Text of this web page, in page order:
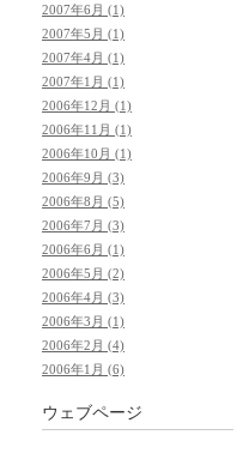
2007年6月 (1)
2007年5月 (1)
2007年4月 (1)
2007年1月 (1)
2006年12月 (1)
2006年11月 (1)
2006年10月 (1)
2006年9月 (3)
2006年8月 (5)
2006年7月 (3)
2006年6月 (1)
2006年5月 (2)
2006年4月 (3)
2006年3月 (1)
2006年2月 (4)
2006年1月 (6)
ウェブページ